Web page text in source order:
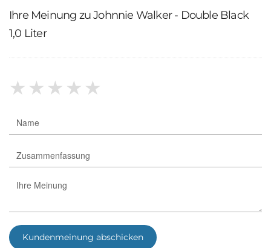
Ihre Meinung zu Johnnie Walker - Double Black
1,0 Liter
★★★★★
Kundenmeinung abschicken